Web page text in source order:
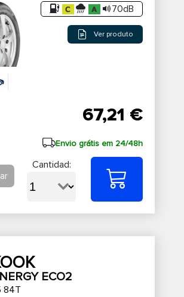
70dB
Ver produto
67,21 €
Envio grátis em 24/48h
Cantidad:
ECO2
84T